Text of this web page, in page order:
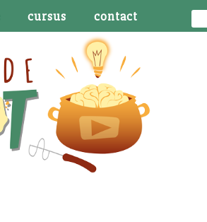
cursus contact